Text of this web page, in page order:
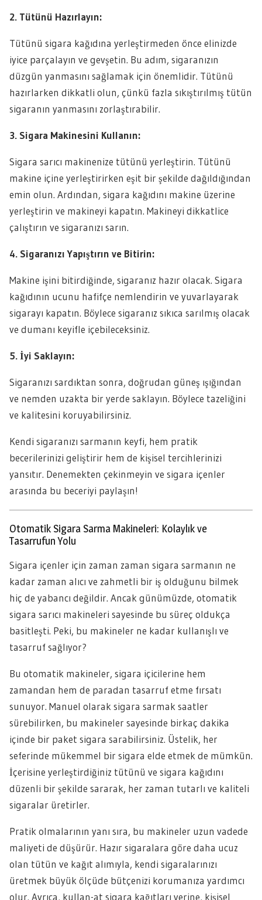
2. Tütünü Hazırlayın:
Tütünü sigara kağıdına yerleştirmeden önce elinizde
iyice parçalayın ve gevşetin. Bu adım, sigaranızın
düzgün yanmasını sağlamak için önemlidir. Tütünü
hazırlarken dikkatli olun, çünkü fazla sıkıştırılmış tütün
sigaranın yanmasını zorlaştırabilir.
3. Sigara Makinesini Kullanın:
Sigara sarıcı makinenize tütünü yerleştirin. Tütünü
makine içine yerleştirirken eşit bir şekilde dağıldığından
emin olun. Ardından, sigara kağıdını makine üzerine
yerleştirin ve makineyi kapatın. Makineyi dikkatlice
çalıştırın ve sigaranızı sarın.
4. Sigaranızı Yapıştırın ve Bitirin:
Makine işini bitirdiğinde, sigaranız hazır olacak. Sigara
kağıdının ucunu hafifçe nemlendirin ve yuvarlayarak
sigarayı kapatın. Böylece sigaranız sıkıca sarılmış olacak
ve dumanı keyifle içebileceksiniz.
5. İyi Saklayın:
Sigaranızı sardıktan sonra, doğrudan güneş ışığından
ve nemden uzakta bir yerde saklayın. Böylece tazeliğini
ve kalitesini koruyabilirsiniz.
Kendi sigaranızı sarmanın keyfi, hem pratik
becerilerinizi geliştirir hem de kişisel tercihlerinizi
yansıtır. Denemekten çekinmeyin ve sigara içenler
arasında bu beceriyi paylaşın!
Otomatik Sigara Sarma Makineleri: Kolaylık ve
Tasarrufun Yolu
Sigara içenler için zaman zaman sigara sarmanın ne
kadar zaman alıcı ve zahmetli bir iş olduğunu bilmek
hiç de yabancı değildir. Ancak günümüzde, otomatik
sigara sarıcı makineleri sayesinde bu süreç oldukça
basitleşti. Peki, bu makineler ne kadar kullanışlı ve
tasarruf sağlıyor?
Bu otomatik makineler, sigara içicilerine hem
zamandan hem de paradan tasarruf etme fırsatı
sunuyor. Manuel olarak sigara sarmak saatler
sürebilirken, bu makineler sayesinde birkaç dakika
içinde bir paket sigara sarabilirsiniz. Üstelik, her
seferinde mükemmel bir sigara elde etmek de mümkün.
İçerisine yerleştirdiğiniz tütünü ve sigara kağıdını
düzenli bir şekilde sararak, her zaman tutarlı ve kaliteli
sigaralar üretirler.
Pratik olmalarının yanı sıra, bu makineler uzun vadede
maliyeti de düşürür. Hazır sigaralara göre daha ucuz
olan tütün ve kağıt alımıyla, kendi sigaralarınızı
üretmek büyük ölçüde bütçenizi korumanıza yardımcı
olur. Ayrıca, kullan-at sigara kağıtları yerine, kişisel